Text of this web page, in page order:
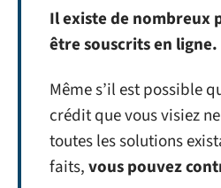
Il existe de nombreux
être souscrits en ligne.
Même s’il est possible
crédit que vous visiez
toutes les solutions
faits,vous pouvez